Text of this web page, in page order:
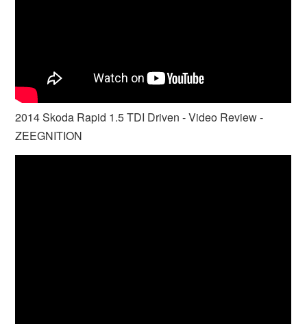
2014 Skoda Rapid 1.5 TDI Driven - Video Review -
ZEEGNITION